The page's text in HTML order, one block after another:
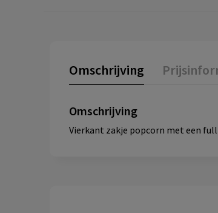
Omschrijving
Omschrijving
Vierkant zakje popcorn met een